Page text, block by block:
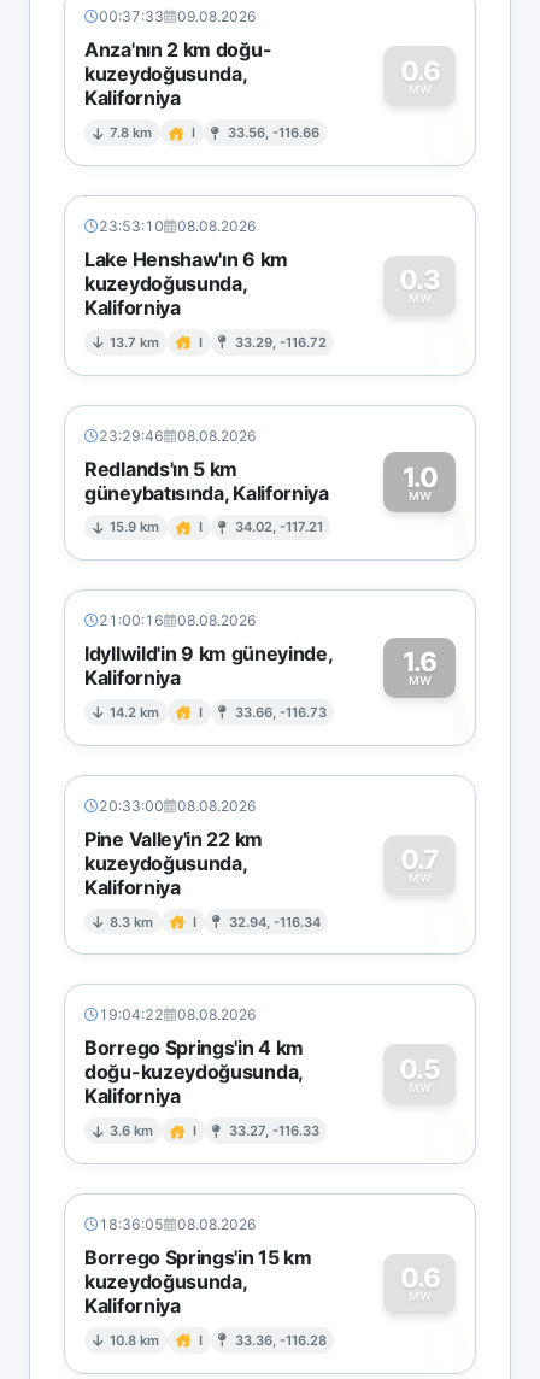
00:37:33 09.08.2026
Anza'nın 2 km doğu-
kuzeydoğusunda,
Kaliforniya
7.8 km I 33.56, -116.66
0.6
MW
0
23:53:10 08.08.2026
Lake Henshaw'ın 6 km
kuzeydoğusunda,
Kaliforniya
13.7 km I 33.29, -116.72
0.3
MW
0
23:29:46 08.08.2026
Redlands'ın 5 km
güneybatısında, Kaliforniya
15.9 km I 34.02, -117.21
1.0
MW1
21:00:16 08.08.2026
Idyllwild'in 9 km güneyinde,
Kaliforniya
14.2 km I 33.66, -116.73
1.6
MW1
20:33:00 08.08.2026
Pine Valley'in 22 km
kuzeydoğusunda,
Kaliforniya
8.3 km I 32.94, -116.34
0.7
MW
0
19:04:22 08.08.2026
Borrego Springs'in 4 km
doğu-kuzeydoğusunda,
Kaliforniya
3.6 km I 33.27, -116.33
0.5
MW
0
18:36:05 08.08.2026
Borrego Springs'in 15 km
kuzeydoğusunda,
Kaliforniya
10.8 km I 33.36, -116.28
0.6
MW
0